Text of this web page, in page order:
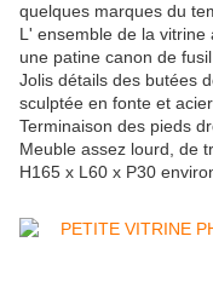
quelques marques du
L' ensemble de la
une patine canon de
Jolis détails des butées
sculptée en fonte et
Terminaison des pieds
Meuble assez lourd, de
H165 x L60 x P30